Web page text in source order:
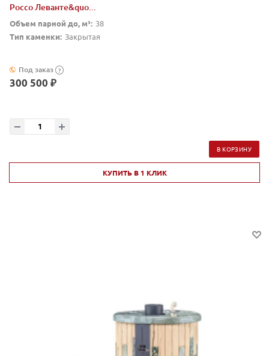
Россо Леванте&quo...
Объем парной до, м³: 38
Тип каменки: Закрытая
Под заказ ?
300 500 ₽
В КОРЗИНУ
КУПИТЬ В 1 КЛИК